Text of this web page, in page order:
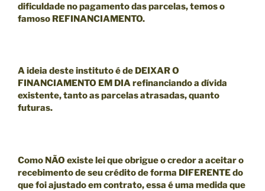
dificuldade no pagamento das parcelas, temos o
famoso REFINANCIAMENTO.
A ideia deste instituto é de DEIXAR O
FINANCIAMENTO EM DIArefinanciando a dívida
existente, tanto as parcelas atrasadas, quanto
futuras.
Como NÃO existe lei que obrigue o credor a aceitar o
recebimento de seu crédito de forma DIFERENTE do
que foi ajustado em contrato, essa é uma medida que